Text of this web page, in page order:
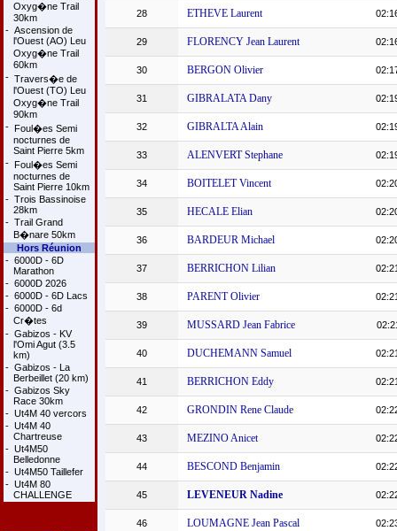
Oxyg�ne Trail
30km
- Ascension de
l'Ouest (AO) Leu
Oxyg�ne Trail
60km
- Travers�e de
l'Ouest (TO) Leu
Oxyg�ne Trail
90km
- Foul�es Semi
nocturnes de
Saint Pierre 5km
- Foul�es Semi
nocturnes de
Saint Pierre 10km
- Trois Bassinoise
28km
- Trail Grand
B�nare 50km
Hors Réunion
- 6000D - 6D
Marathon
- 6000D 2026
- 6000D - 6D Lacs
- 6000D - 6d
Cr�tes
- Gabizos - KV
l'Omi Agut (3.5
km)
- Gabizos - La
Berbeillet (20 km)
- Gabizos Sky
Race 30km
- Ut4M 40 vercors
- Ut4M 40
Chartreuse
- Ut4M50
Belledonne
- Ut4M50 Taillefer
- Ut4M 80
CHALLENGE
28 ETHEVE Laurent
29 FLORENCY Jean Laurent
30 BERGON Olivier
31 GIBRALATA Dany
32 GIBRALTA Alain
33 ALENVERT Stephane
34 BOITELET Vincent
35 HECALE Elian
36 BARDEUR Michael
37 BERRICHON Lilian
38 PARENT Olivier
39 MUSSARD Jean Fabrice
40 DUCHEMANN Samuel
41 BERRICHON Eddy
42 GRONDIN Rene Claude
43 MEZINO Anicet
44 BESCOND Benjamin
45 LEVENEUR Nadine
46 LOUMAGNE Jean Pascal